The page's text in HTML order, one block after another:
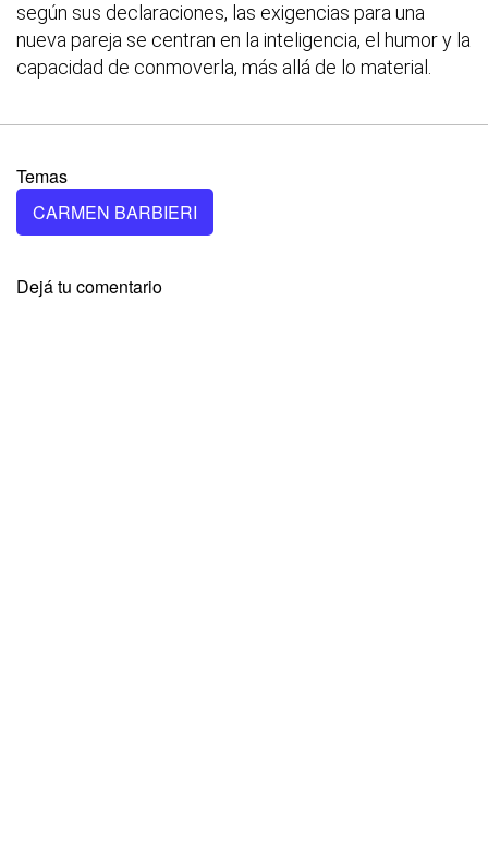
según sus declaraciones, las exigencias para una
nueva pareja se centran en la inteligencia, el humor y la
capacidad de conmoverla, más allá de lo material.
Temas
CARMEN BARBIERI
Dejá tu comentario